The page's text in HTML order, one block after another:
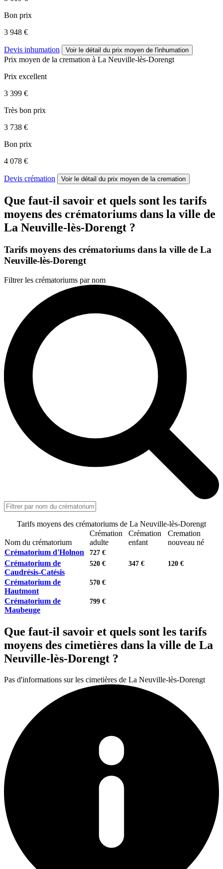
Bon prix
3 948 €
Devis inhumation Voir le détail du prix moyen de l'inhumation
Prix moyen de la cremation à La Neuville-lès-Dorengt
Prix excellent
3 399 €
Très bon prix
3 738 €
Bon prix
4 078 €
Devis crémation Voir le détail du prix moyen de la cremation
Que faut-il savoir et quels sont les tarifs
moyens des crématoriums dans la ville de
La Neuville-lès-Dorengt ?
Tarifs moyens des crématoriums dans la ville de La
Neuville-lès-Dorengt
Filtrer les crématoriums par nom
Tarifs moyens des crématoriums de La Neuville-lès-Dorengt
Nom du crématorium
Crémation
adulte
Crémation
enfant
Cremation
nouveau né
Crématorium d'Holnon
727 €
Crématorium de
Caudrésis-Catésis
520 € 347 € 120 €
Crématorium de
Hautmont
570 €
Crématorium de
Maubeuge
799 €
Que faut-il savoir et quels sont les tarifs
moyens des cimetières dans la ville de La
Neuville-lès-Dorengt ?
Pas d'informations sur les cimetières de La Neuville-lès-Dorengt